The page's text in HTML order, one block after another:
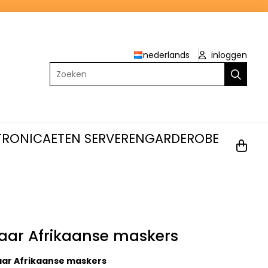
nederlands
inloggen
Zoeken
ETEN SERVERENGARDEROBE
Afrikaanse maskers
Afrikaanse maskers